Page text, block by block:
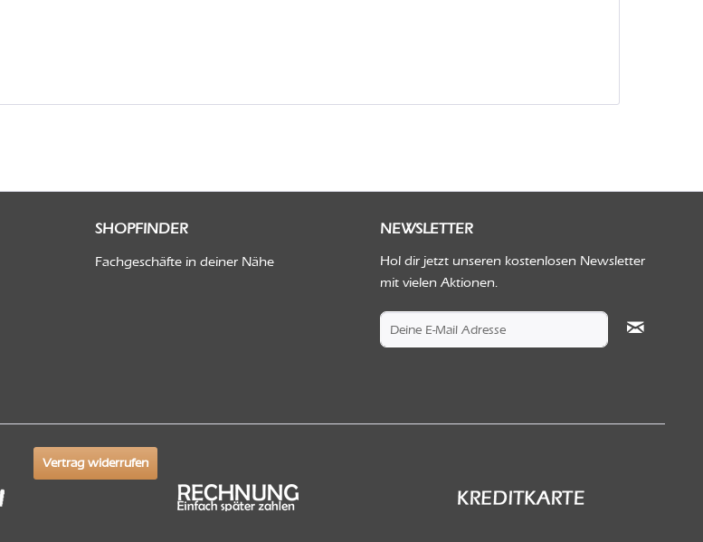
SHOPFINDER
Fachgeschäfte in deiner Nähe
NEWSLETTER
Hol dir jetzt unseren kostenlosen Newsletter
mit vielen Aktionen.
Vertrag widerrufen